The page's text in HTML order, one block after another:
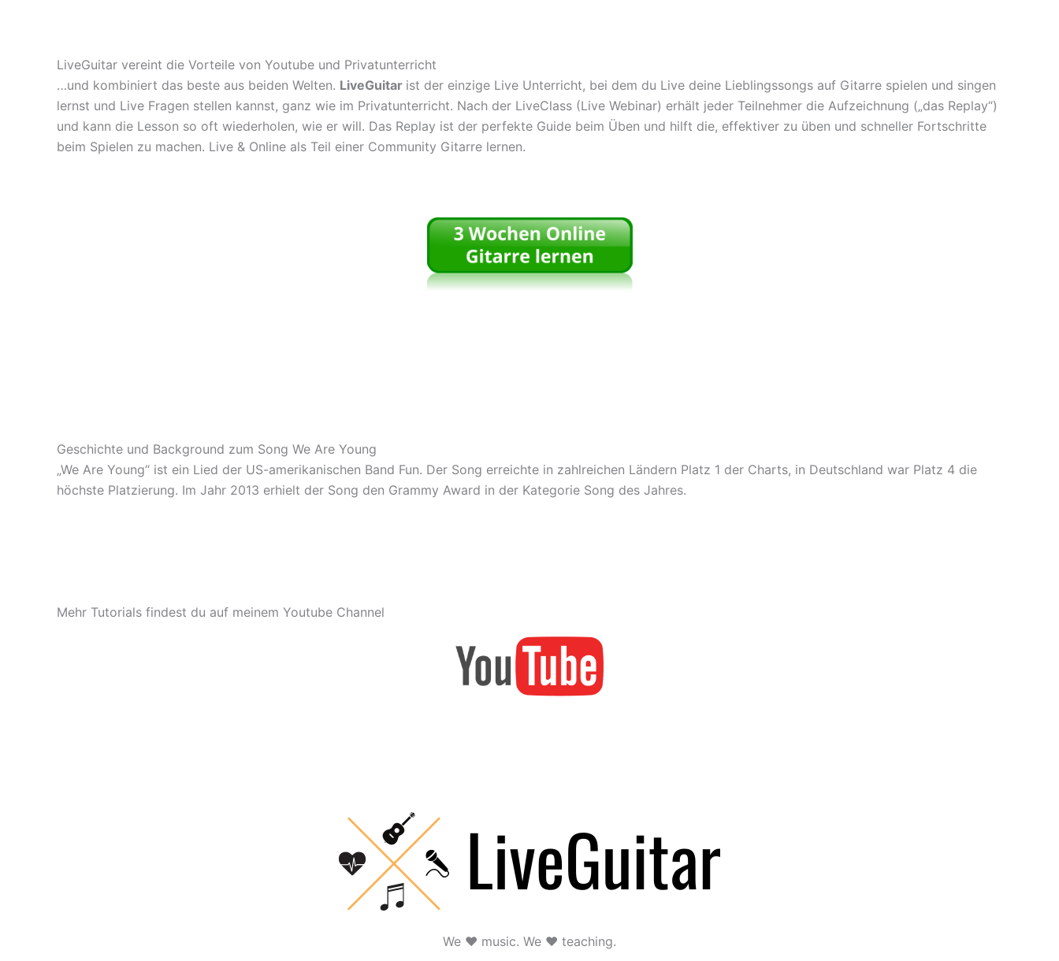
LiveGuitar vereint die Vorteile von Youtube und Privatunterricht
…und kombiniert das beste aus beiden Welten. LiveGuitar ist der einzige Live Unterricht, bei dem du Live deine Lieblingssongs auf Gitarre spielen und singen
lernst und Live Fragen stellen kannst, ganz wie im Privatunterricht. Nach der LiveClass (Live Webinar) erhält jeder Teilnehmer die Aufzeichnung („das Replay“)
und kann die Lesson so oft wiederholen, wie er will. Das Replay ist der perfekte Guide beim Üben und hilft die, effektiver zu üben und schneller Fortschritte
beim Spielen zu machen. Live & Online als Teil einer Community Gitarre lernen.
Geschichte und Background zum Song We Are Young
„We Are Young“ ist ein Lied der US-amerikanischen Band Fun. Der Song erreichte in zahlreichen Ländern Platz 1 der Charts, in Deutschland war Platz 4 die
höchste Platzierung. Im Jahr 2013 erhielt der Song den Grammy Award in der Kategorie Song des Jahres.
Mehr Tutorials findest du auf meinem Youtube Channel
We ♥ music. We ♥ teaching.